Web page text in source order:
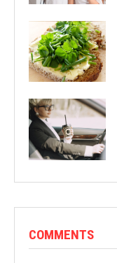
COMMENTS